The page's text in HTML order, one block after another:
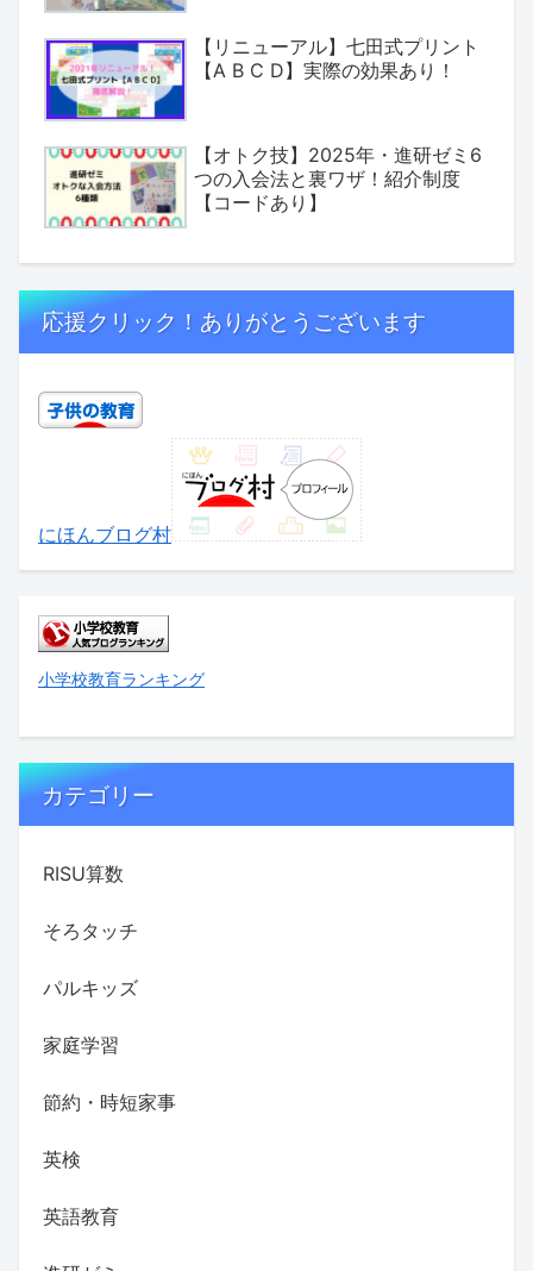
【リニューアル】七田式プリント
【A B C D】実際の効果あり！
【オトク技】2025年・進研ゼミ6
つの入会法と裏ワザ！紹介制度
【コードあり】
応援クリック！ありがとうございます
にほんブログ村
小学校教育ランキング
カテゴリー
RISU算数
そろタッチ
パルキッズ
家庭学習
節約・時短家事
英検
英語教育